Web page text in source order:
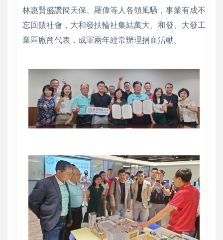
林惠賢盛讚簡天保、羅偉等人各領風騷，事業有成不
忘回饋社會，大和發扶輪社集結萬大、和發、大發工
業區廠商代表，成軍兩年經常辦理捐血活動。